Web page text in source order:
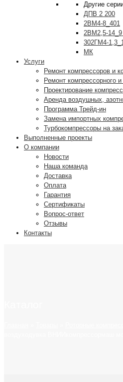
Другие
ДПВ 2 200
2ВМ4-8_401
2ВМ2,5-
302ГМ4-
МК
Услуги
Ремонт компрессоров и
Ремонт компрессорного
Проектирование
Аренда воздушных,
Программа Трейд-ин
Замена импортных
Турбокомпрессоры на
Выполненные проекты
О компании
Новости
Наша команда
Доставка
Оплата
Гарантия
Сертификаты
Вопрос-ответ
Отзывы
Контакты